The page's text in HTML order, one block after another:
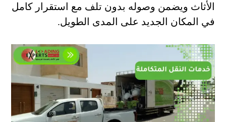
الأثاث ويضمن وصوله بدون تلف مع استقرار كامل
في المكان الجديد على المدى الطويل.